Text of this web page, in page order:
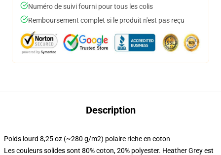
Numéro de suivi fourni pour tous les colis
Remboursement complet si le produit n'est pas reçu
Description
Poids lourd 8,25 oz (~280 g/m2) polaire riche en coton
Les couleurs solides sont 80% coton, 20% polyester. Heather Grey est